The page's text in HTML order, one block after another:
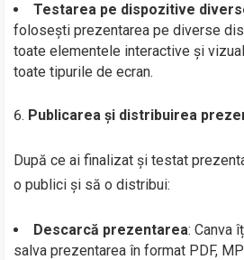
Testarea pe dispozitive
folosești prezentarea pe diverse
toate elementele interactive și
toate tipurile de ecran.
Publicarea și distribuirea
După ce ai finalizat și testat
o publici și să o distribui:
Descarcă prezentarea: Canva
salva prezentarea în format PDF,